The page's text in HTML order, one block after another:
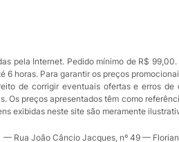
pela Internet. Pedido mínimo de R$
horas. Para garantir os preços
de corrigir eventuais ofertas e erros
preços apresentados têm como
exibidas neste site são meramente
Rua João Câncio Jacques, nº 49 —